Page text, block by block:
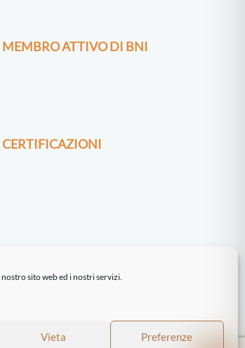
sito web ed i nostri servizi.
Vieta Preferenze
MEMBRO ATTIVO DI BNI
CERTIFICAZIONI
Mr Keting|